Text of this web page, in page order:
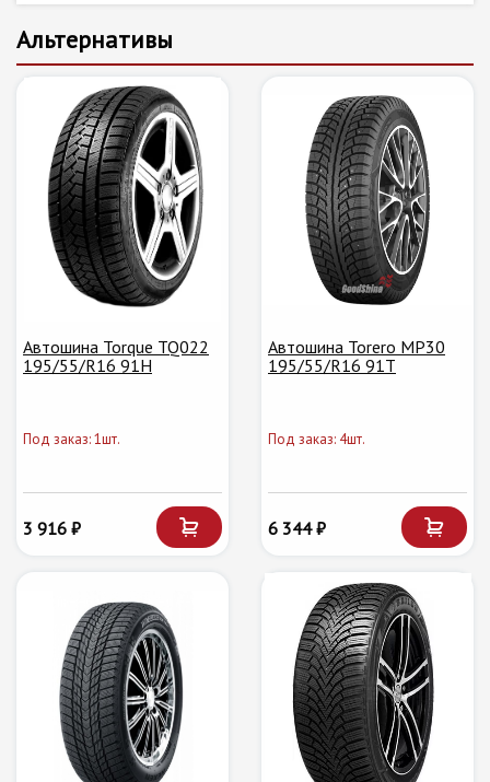
Альтернативы
Автошина Torque TQ022
195/55/R16 91H
Под заказ: 1шт.
3 916 ₽
Автошина Torero MP30
195/55/R16 91T
Под заказ: 4шт.
6 344 ₽